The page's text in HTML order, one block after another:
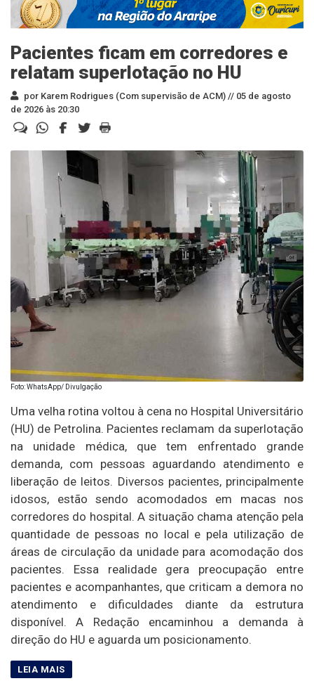
Pacientes ficam em corredores e
relatam superlotação no HU
por Karem Rodrigues (Com supervisão de ACM) // 05 de agosto
de 2026 às 20:30
Foto: WhatsApp/ Divulgação
Uma velha rotina voltou à cena no Hospital Universitário
(HU) de Petrolina. Pacientes reclamam da superlotação
na unidade médica, que tem enfrentado grande
demanda, com pessoas aguardando atendimento e
liberação de leitos. Diversos pacientes, principalmente
idosos, estão sendo acomodados em macas nos
corredores do hospital. A situação chama atenção pela
quantidade de pessoas no local e pela utilização de
áreas de circulação da unidade para acomodação dos
pacientes. Essa realidade gera preocupação entre
pacientes e acompanhantes, que criticam a demora no
atendimento e dificuldades diante da estrutura
disponível. A Redação encaminhou a demanda à
direção do HU e aguarda um posicionamento.